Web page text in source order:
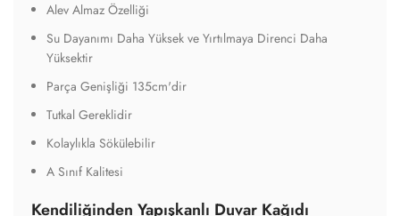
Alev Almaz Özelliği
Su Dayanımı Daha Yüksek ve Yırtılmaya Direnci Daha
Yüksektir
Parça Genişliği 135cm'dir
Tutkal Gereklidir
Kolaylıkla Sökülebilir
A Sınıf Kalitesi
Kendiliğinden Yapışkanlı Duvar Kağıdı